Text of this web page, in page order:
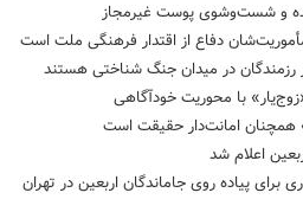
و شست‌وشوی پوست غیرمجاز
دفاع از اقتدار فرهنگی ملت است
رزمندگان در میدان جنگ شناختی هستند
با محوریت خودآگاهی
همچنان امانت‌دار حقیقت است
اعلام شد
برای پیاده روی جاماندگان اربعین در تهران